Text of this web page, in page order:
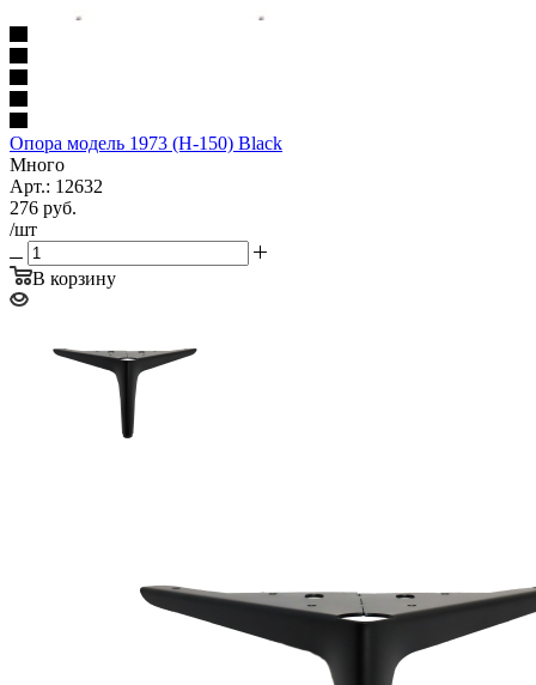
Опора модель 1973 (H-150) Black
Много
Арт.: 12632
276 руб.
/шт
В корзину